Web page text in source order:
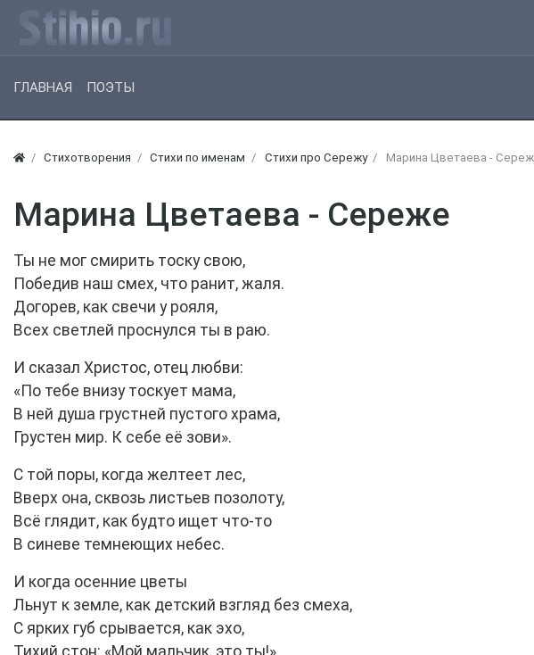
ГЛАВНАЯ ПОЭТЫ
Стихотворения Стихи по именам Стихи про Сережу Марина Цветаева -
Марина Цветаева - Сереже
Ты не мог смирить тоску свою,
Победив наш смех, что ранит, жаля.
Догорев, как свечи у рояля,
Всех светлей проснулся ты в раю.
И сказал Христос, отец любви:
«По тебе внизу тоскует мама,
В ней душа грустней пустого храма,
Грустен мир. К себе её зови».
С той поры, когда желтеет лес,
Вверх она, сквозь листьев позолоту,
Всё глядит, как будто ищет что-то
В синеве темнеющих небес.
И когда осенние цветы
Льнут к земле, как детский взгляд без смеха,
С ярких губ срывается, как эхо,